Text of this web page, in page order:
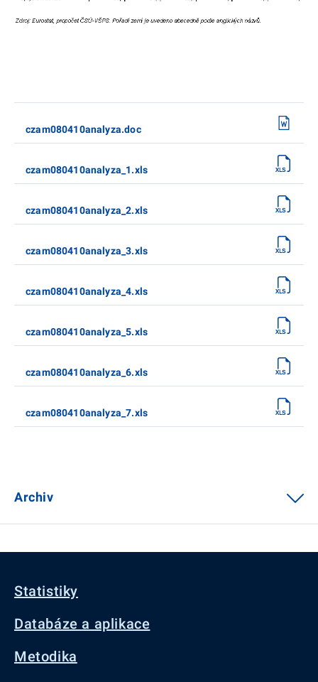
czam080410analyza.doc
czam080410analyza_1.xls
czam080410analyza_2.xls
czam080410analyza_3.xls
czam080410analyza_4.xls
czam080410analyza_5.xls
czam080410analyza_6.xls
czam080410analyza_7.xls
Archiv
Statistiky
Databáze a aplikace
Metodika